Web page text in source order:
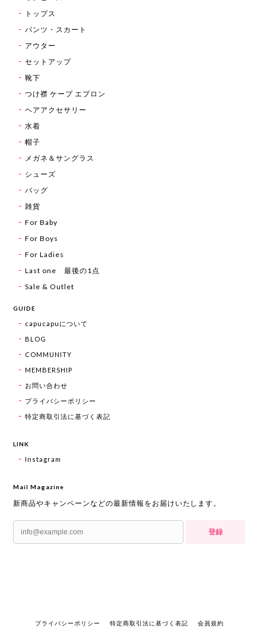
トップス
パンツ・スカート
アウター
セットアップ
靴下
つけ襟 ケープ エプロン
ヘアアクセサリー
水着
帽子
メガネ＆サングラス
シューズ
バッグ
雑貨
For Baby
For Boys
For Ladies
Last one 最後の1点
Sale & Outlet
GUIDE
capucapuについて
BLOG
COMMUNITY
MEMBERSHIP
お問い合わせ
プライバシーポリシー
特定商取引法に基づく表記
LINK
Instagram
Mail Magazine
新商品やキャンペーンなどの最新情報をお届けいたします。
登録
プライバシーポリシー 特定商取引法に基づく表記 会員規約